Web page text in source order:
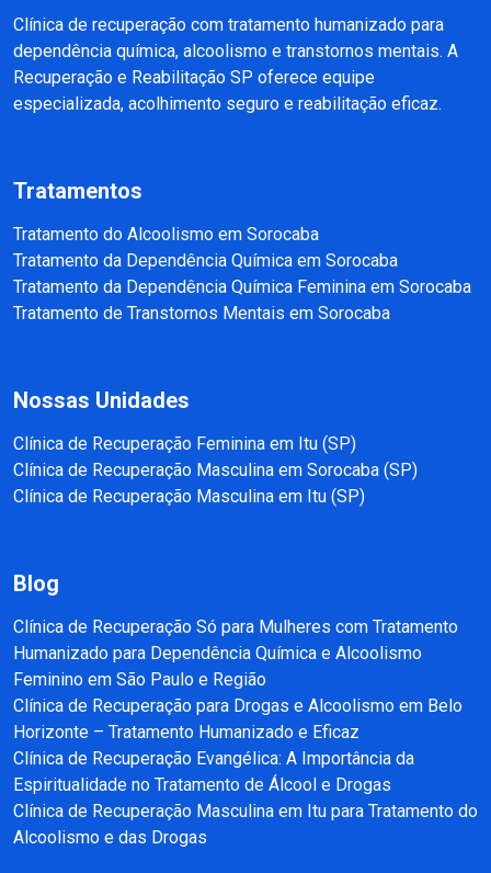
Clínica de recuperação com tratamento humanizado para
dependência química, alcoolismo e transtornos mentais. A
Recuperação e Reabilitação SP oferece equipe
especializada, acolhimento seguro e reabilitação eficaz.
Tratamentos
Tratamento do Alcoolismo em Sorocaba
Tratamento da Dependência Química em Sorocaba
Tratamento da Dependência Química Feminina em Sorocaba
Tratamento de Transtornos Mentais em Sorocaba
Nossas Unidades
Clínica de Recuperação Feminina em Itu (SP)
Clínica de Recuperação Masculina em Sorocaba (SP)
Clínica de Recuperação Masculina em Itu (SP)
Blog
Clínica de Recuperação Só para Mulheres com Tratamento
Humanizado para Dependência Química e Alcoolismo
Feminino em São Paulo e Região
Clínica de Recuperação para Drogas e Alcoolismo em Belo
Horizonte – Tratamento Humanizado e Eficaz
Clínica de Recuperação Evangélica: A Importância da
Espiritualidade no Tratamento de Álcool e Drogas
Clínica de Recuperação Masculina em Itu para Tratamento do
Alcoolismo e das Drogas